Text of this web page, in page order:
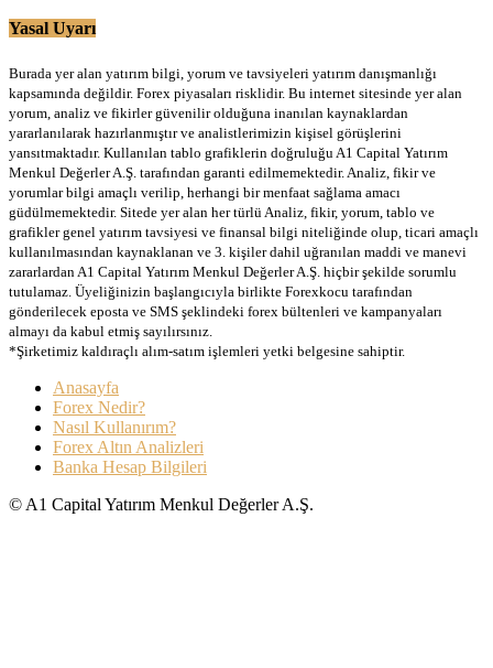
Yasal Uyarı
Burada yer alan yatırım bilgi, yorum ve tavsiyeleri yatırım danışmanlığı
kapsamında değildir. Forex piyasaları risklidir. Bu internet sitesinde yer alan
yorum, analiz ve fikirler güvenilir olduğuna inanılan kaynaklardan
yararlanılarak hazırlanmıştır ve analistlerimizin kişisel görüşlerini
yansıtmaktadır. Kullanılan tablo grafiklerin doğruluğu A1 Capital Yatırım
Menkul Değerler A.Ş. tarafından garanti edilmemektedir. Analiz, fikir ve
yorumlar bilgi amaçlı verilip, herhangi bir menfaat sağlama amacı
güdülmemektedir. Sitede yer alan her türlü Analiz, fikir, yorum, tablo ve
grafikler genel yatırım tavsiyesi ve finansal bilgi niteliğinde olup, ticari amaçlı
kullanılmasından kaynaklanan ve 3. kişiler dahil uğranılan maddi ve manevi
zararlardan A1 Capital Yatırım Menkul Değerler A.Ş. hiçbir şekilde sorumlu
tutulamaz. Üyeliğinizin başlangıcıyla birlikte Forexkocu tarafından
gönderilecek eposta ve SMS şeklindeki forex bültenleri ve kampanyaları
almayı da kabul etmiş sayılırsınız.
*Şirketimiz kaldıraçlı alım-satım işlemleri yetki belgesine sahiptir.
Anasayfa
Forex Nedir?
Nasıl Kullanırım?
Forex Altın Analizleri
Banka Hesap Bilgileri
© A1 Capital Yatırım Menkul Değerler A.Ş.